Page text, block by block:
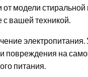
от модели
вашей техникой.
повреждения на
питания.